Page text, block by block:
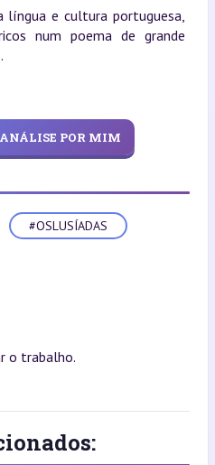
língua e cultura portuguesa,
num poema de grande
POR MIM
#OSLUSÍADAS
o trabalho.